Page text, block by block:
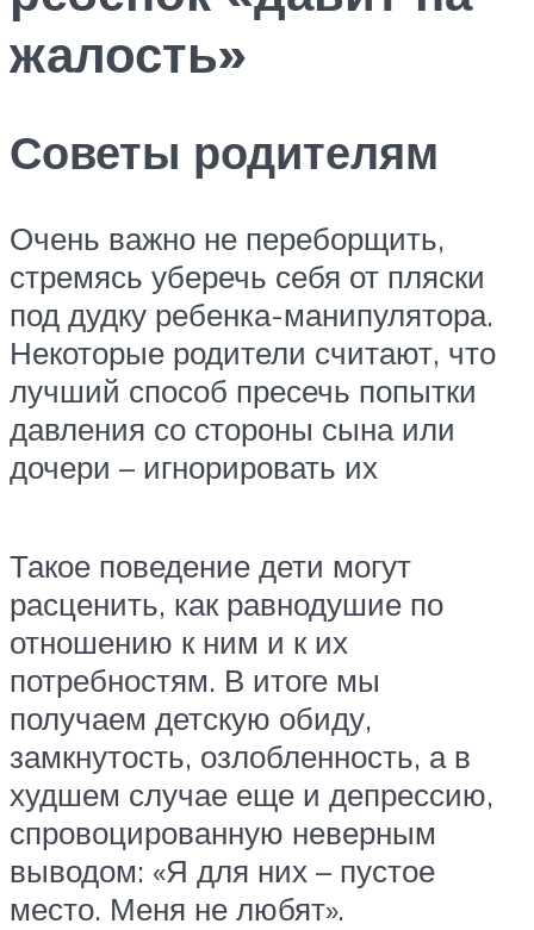
жалость»
Советы родителям
Очень важно не переборщить,
стремясь уберечь себя от пляски
под дудку ребенка-манипулятора.
Некоторые родители считают, что
лучший способ пресечь попытки
давления со стороны сына или
дочери – игнорировать их
Такое поведение дети могут
расценить, как равнодушие по
отношению к ним и к их
потребностям. В итоге мы
получаем детскую обиду,
замкнутость, озлобленность, а в
худшем случае еще и депрессию,
спровоцированную неверным
выводом: «Я для них – пустое
место. Меня не любят».